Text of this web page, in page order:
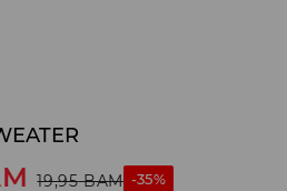
19,95 BAM -35%